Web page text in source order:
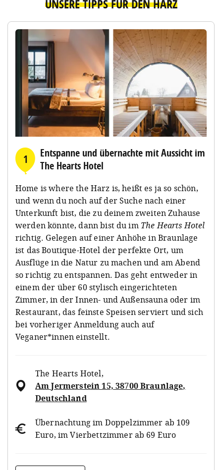
UNSERE TIPPS FÜR DEN HARZ
1
Entspanne und übernachte mit Aussicht im
The Hearts Hotel
Home is where the Harz is, heißt es ja so schön,
und wenn du noch auf der Suche nach einer
Unterkunft bist, die zu deinem zweiten Zuhause
werden könnte, dann bist du im The Hearts Hotel
richtig. Gelegen auf einer Anhöhe in Braunlage
ist das Boutique-Hotel der perfekte Ort, um
Ausflüge in die Natur zu machen und am Abend
so richtig zu entspannen. Das geht entweder in
einem der über 60 stylisch eingerichteten
Zimmer, in der Innen- und Außensauna oder im
Restaurant, das feinste Speisen serviert und sich
bei vorheriger Anmeldung auch auf
Veganer*innen einstellt.
The Hearts Hotel,
Am Jermerstein 15, 38700 Braunlage,
Deutschland
Übernachtung im Doppelzimmer ab 109
Euro, im Vierbettzimmer ab 69 Euro